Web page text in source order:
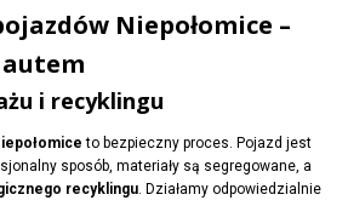
Niepołomice –
autem
i recyklingu
to bezpieczny proces. Pojazd jest
sposób, materiały są segregowane, a
recyklingu. Działamy odpowiedzialnie